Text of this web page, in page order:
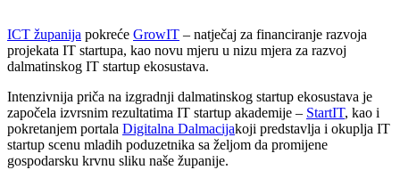
ICT županija pokreće GrowIT – natječaj za financiranje razvoja
projekata IT startupa, kao novu mjeru u nizu mjera za razvoj
dalmatinskog IT startup ekosustava.
Intenzivnija priča na izgradnji dalmatinskog startup ekosustava je
započela izvrsnim rezultatima IT startup akademije – StartIT, kao i
pokretanjem portala Digitalna Dalmacijakoji predstavlja i okuplja IT
startup scenu mladih poduzetnika sa željom da promijene
gospodarsku krvnu sliku naše županije.